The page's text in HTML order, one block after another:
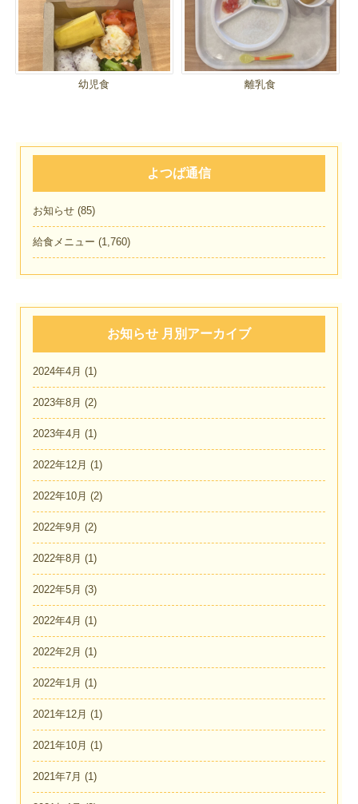
幼児食 離乳食
よつば通信
お知らせ (85)
給食メニュー (1,760)
お知らせ 月別アーカイブ
2024年4月 (1)
2023年8月 (2)
2023年4月 (1)
2022年12月 (1)
2022年10月 (2)
2022年9月 (2)
2022年8月 (1)
2022年5月 (3)
2022年4月 (1)
2022年2月 (1)
2022年1月 (1)
2021年12月 (1)
2021年10月 (1)
2021年7月 (1)